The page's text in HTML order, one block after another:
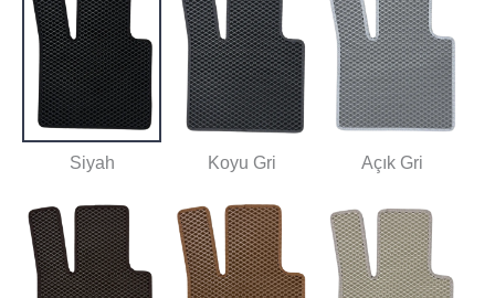
Siyah Koyu Gri Açık Gri